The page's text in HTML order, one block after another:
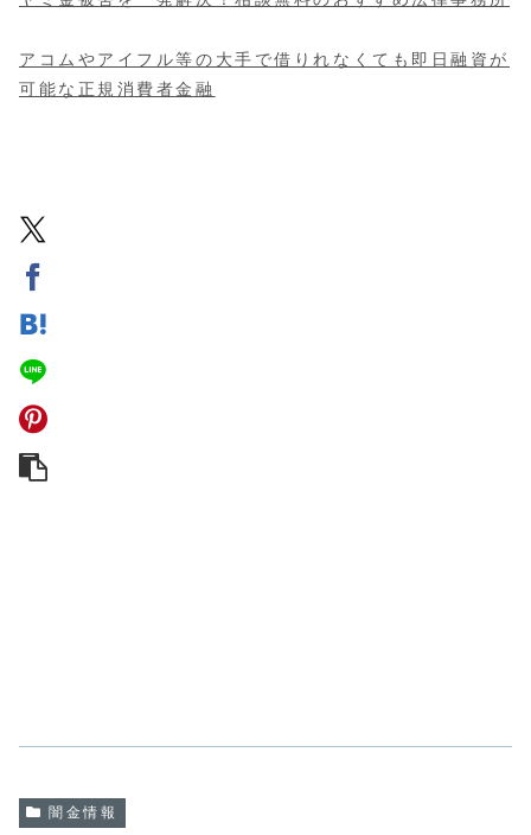
アコムやアイフル等の大手で借りれなくても即日融資が
可能な正規消費者金融
闇金情報